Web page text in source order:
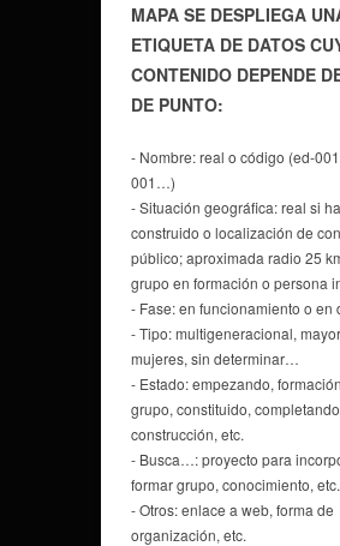
MAPA SE DESPLIEGA
ETIQUETA DE DATOS
CONTENIDO DEPENDE
DE PUNTO:
- Nombre: real o código (ed-
001…)
- Situación geográfica: real si
construido o localización de
público; aproximada radio 25
grupo en formación o persona
- Fase: en funcionamiento o en
- Tipo: multigeneracional,
mujeres, sin determinar…
- Estado: empezando,
grupo, constituido,
construcción, etc.
- Busca…: proyecto para
formar grupo, conocimiento, etc.
- Otros: enlace a web, forma de
organización, etc.